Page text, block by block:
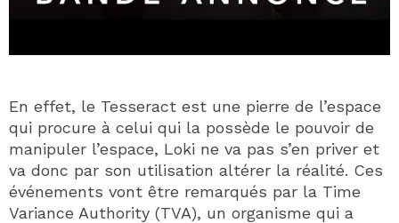
En effet, le Tesseract est une pierre de l’espace
qui procure à celui qui la possède le pouvoir de
manipuler l’espace, Loki ne va pas s’en priver et
va donc par son utilisation altérer la réalité. Ces
événements vont être remarqués par la Time
Variance Authority (TVA), un organisme qui a